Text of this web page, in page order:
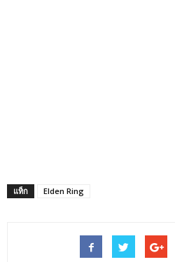
แท็ก Elden Ring